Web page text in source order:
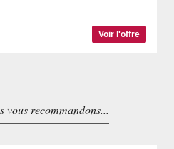
Voir l'offre
vous recommandons...